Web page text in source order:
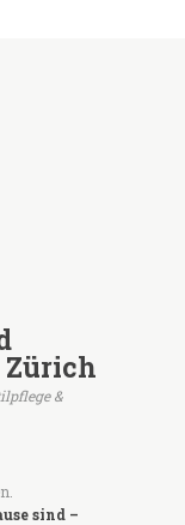
&
sind –